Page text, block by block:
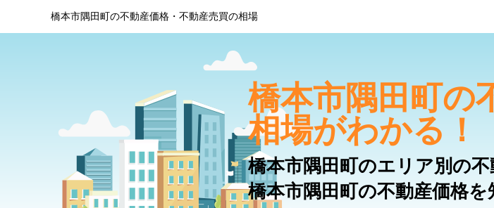
橋本市隅田町の不動産価格・不動産売買の相場
橋本市隅田町の
相場がわかる！
橋本市隅田町のエリア別の
橋本市隅田町の不動産価格